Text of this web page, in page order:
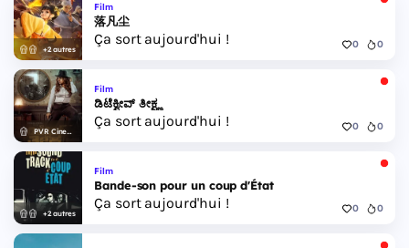
+2 autres
Film
落凡尘
Ça sort aujourd'hui ! 0 0
PVR Cinemas
Film
ಡಿಟೆಕ್ವೀವ್ ತೀಕ್ಷ್ಣ
Ça sort aujourd'hui ! 0 0
+2 autres
Film
Bande-son pour un coup d'État
Ça sort aujourd'hui ! 0 0